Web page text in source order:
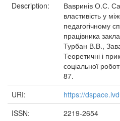
Description:
Вавринів О.С.
властивість у
педагогічному
працівника
Турбан В.В.,
Теоретичні і
соціальної
87.
URI:
https://
ISSN:
2219-2654